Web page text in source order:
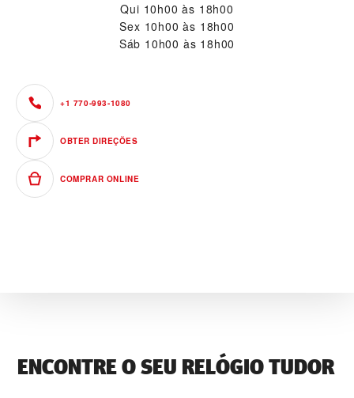
Qui 10h00 às 18h00
Sex 10h00 às 18h00
Sáb 10h00 às 18h00
+1 770-993-1080
OBTER DIREÇÕES
COMPRAR ONLINE
ENCONTRE O SEU RELÓGIO TUDOR